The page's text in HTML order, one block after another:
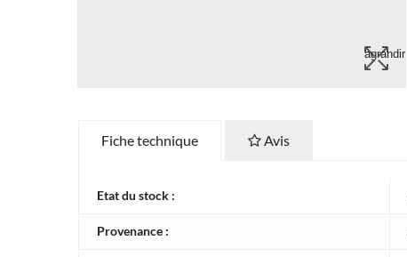
agrandir
Fiche technique Avis
Etat du stock :
Provenance :